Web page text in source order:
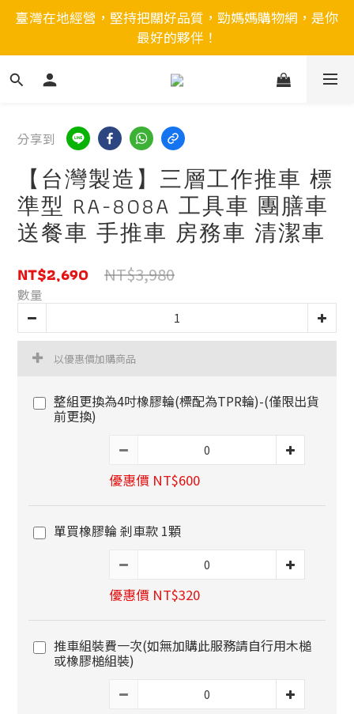
臺灣在地經營，堅持把關好品質，勁媽媽購物網，是你
最好的夥伴！
分享到
【台灣製造】三層工作推車 標
準型 RA-808A 工具車 團膳車
送餐車 手推車 房務車 清潔車
NT$2,690 NT$3,980
數量
以優惠價加購商品
整組更換為4吋橡膠輪(標配為TPR輪)-(僅限出貨
前更換)
優惠價 NT$600
單買橡膠輪 剎車款 1顆
優惠價 NT$320
推車組裝費一次(如無加購此服務請自行用木槌
或橡膠槌組裝)